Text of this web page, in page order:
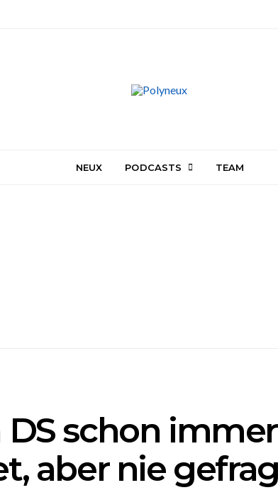
NEUX PODCASTS TEAM
schon immer
aber nie